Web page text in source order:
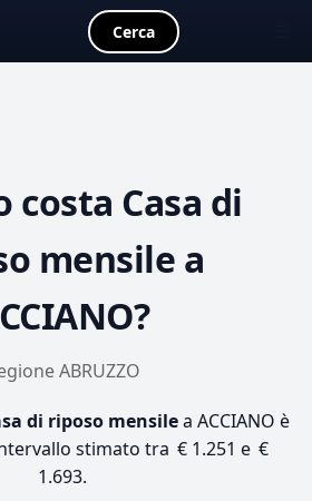
Cerca
costa Casa di
mensile a
ABRUZZO
di riposo mensilea ACCIANO è
stimato tra € 1.251 e €
1.693.